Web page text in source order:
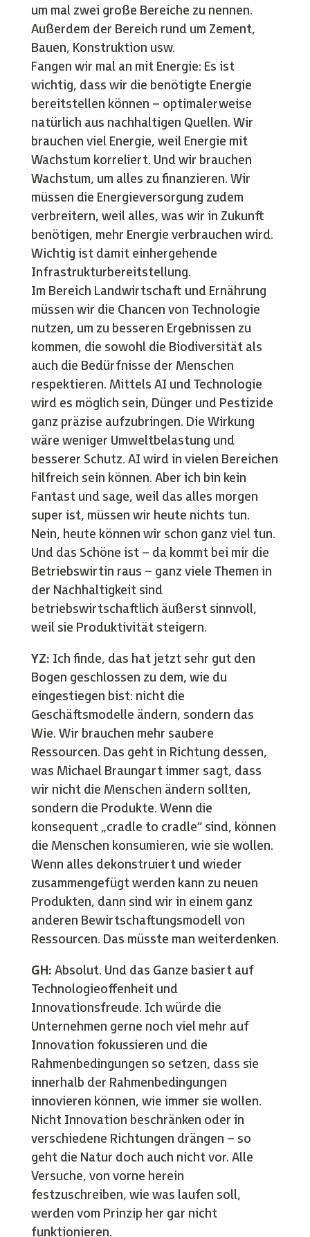
um mal zwei große Bereiche zu nennen.
Außerdem der Bereich rund um Zement,
Bauen, Konstruktion usw.
Fangen wir mal an mit Energie: Es ist
wichtig, dass wir die benötigte Energie
bereitstellen können – optimalerweise
natürlich aus nachhaltigen Quellen. Wir
brauchen viel Energie, weil Energie mit
Wachstum korreliert. Und wir brauchen
Wachstum, um alles zu finanzieren. Wir
müssen die Energieversorgung zudem
verbreitern, weil alles, was wir in Zukunft
benötigen, mehr Energie verbrauchen wird.
Wichtig ist damit einhergehende
Infrastrukturbereitstellung.
Im Bereich Landwirtschaft und Ernährung
müssen wir die Chancen von Technologie
nutzen, um zu besseren Ergebnissen zu
kommen, die sowohl die Biodiversität als
auch die Bedürfnisse der Menschen
respektieren. Mittels AI und Technologie
wird es möglich sein, Dünger und Pestizide
ganz präzise aufzubringen. Die Wirkung
wäre weniger Umweltbelastung und
besserer Schutz. AI wird in vielen Bereichen
hilfreich sein können. Aber ich bin kein
Fantast und sage, weil das alles morgen
super ist, müssen wir heute nichts tun.
Nein, heute können wir schon ganz viel tun.
Und das Schöne ist – da kommt bei mir die
Betriebswirtin raus – ganz viele Themen in
der Nachhaltigkeit sind
betriebswirtschaftlich äußerst sinnvoll,
weil sie Produktivität steigern.
YZ: Ich finde, das hat jetzt sehr gut den
Bogen geschlossen zu dem, wie du
eingestiegen bist: nicht die
Geschäftsmodelle ändern, sondern das
Wie. Wir brauchen mehr saubere
Ressourcen. Das geht in Richtung dessen,
was Michael Braungart immer sagt, dass
wir nicht die Menschen ändern sollten,
sondern die Produkte. Wenn die
konsequent „cradle to cradle“ sind, können
die Menschen konsumieren, wie sie wollen.
Wenn alles dekonstruiert und wieder
zusammengefügt werden kann zu neuen
Produkten, dann sind wir in einem ganz
anderen Bewirtschaftungsmodell von
Ressourcen. Das müsste man weiterdenken.
GH: Absolut. Und das Ganze basiert auf
Technologieoffenheit und
Innovationsfreude. Ich würde die
Unternehmen gerne noch viel mehr auf
Innovation fokussieren und die
Rahmenbedingungen so setzen, dass sie
innerhalb der Rahmenbedingungen
innovieren können, wie immer sie wollen.
Nicht Innovation beschränken oder in
verschiedene Richtungen drängen – so
geht die Natur doch auch nicht vor. Alle
Versuche, von vorne herein
festzuschreiben, wie was laufen soll,
werden vom Prinzip her gar nicht
funktionieren.